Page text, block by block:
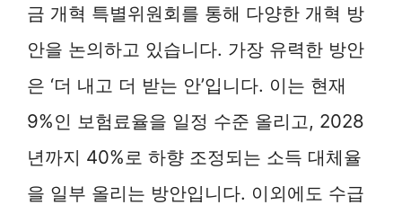
금 개혁 특별위원회를 통해 다양한 개혁 방
안을 논의하고 있습니다. 가장 유력한 방안
은 ‘더 내고 더 받는 안’입니다. 이는 현재
9%인 보험료율을 일정 수준 올리고, 2028
년까지 40%로 하향 조정되는 소득 대체율
을 일부 올리는 방안입니다. 이외에도 수급